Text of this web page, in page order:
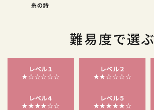
糸の詩
難易度で選ぶ
レベル１
★☆☆☆☆☆
レベル２
★★☆☆☆☆
レベル４
★★★★☆☆
レベル５
★★★★★☆